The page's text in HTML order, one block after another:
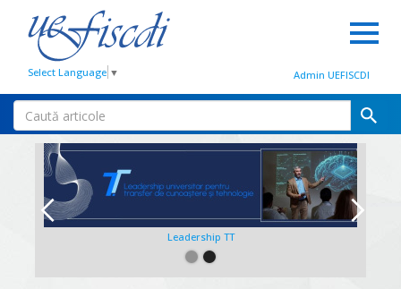
Select Language ▼ Admin UEFISCDI
Leadership TT